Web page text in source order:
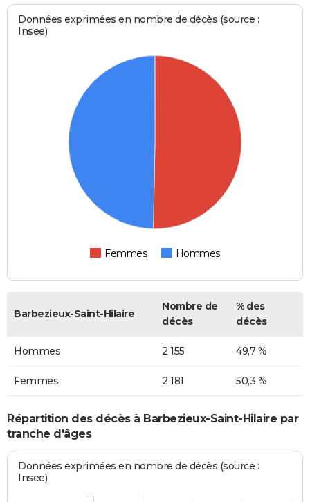
Données exprimées en nombre de décès (source :
Insee)
Femmes Hommes
Barbezieux-Saint-Hilaire
Nombre de
décès
% des
décès
Hommes 2 155 49,7 %
Femmes 2 181 50,3 %
Répartition des décès à Barbezieux-Saint-Hilaire par
tranche d'âges
Données exprimées en nombre de décès (source :
Insee)